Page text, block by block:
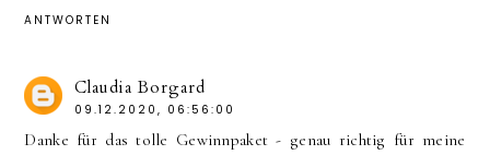
ANTWORTEN
Claudia Borgard
09.12.2020, 06:56:00
Danke für das tolle Gewinnpaket - genau richtig für meine